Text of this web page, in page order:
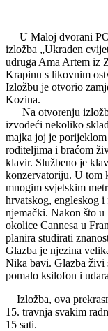
U Maloj dvorani
izložba „Ukraden
udruga Ama Artem iz
Krapinu s likovnim
Izložbu je otvorio
Kozina.
Na otvorenju
izvodeći nekoliko
majka joj je
roditeljima i braćom
klavir. Službeno je
konzervatoriju. U tom
mnogim svjetskim
hrvatskog, engleskog
njemački. Nakon što
okolice Cannesa u
planira studirati
Glazba je njezina
Nika bavi. Glazba živi
pomalo ksilofon i
Izložba, ova
15. travnja svakim
15 sati.